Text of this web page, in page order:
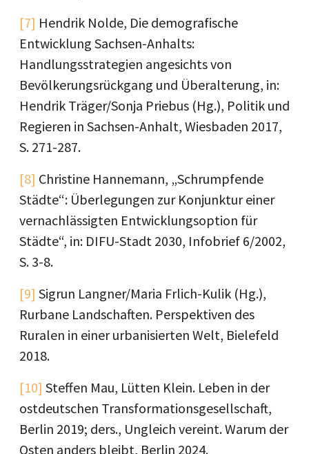
[7] Hendrik Nolde, Die demografische
Entwicklung Sachsen-Anhalts:
Handlungsstrategien angesichts von
Bevölkerungsrückgang und Überalterung, in:
Hendrik Träger/Sonja Priebus (Hg.), Politik und
Regieren in Sachsen-Anhalt, Wiesbaden 2017,
S. 271-287.
[8] Christine Hannemann, „Schrumpfende
Städte“: Überlegungen zur Konjunktur einer
vernachlässigten Entwicklungsoption für
Städte“, in: DIFU-Stadt 2030, Infobrief 6/2002,
S. 3-8.
[9] Sigrun Langner/Maria Frlich-Kulik (Hg.),
Rurbane Landschaften. Perspektiven des
Ruralen in einer urbanisierten Welt, Bielefeld
2018.
[10] Steffen Mau, Lütten Klein. Leben in der
ostdeutschen Transformationsgesellschaft,
Berlin 2019; ders., Ungleich vereint. Warum der
Osten anders bleibt, Berlin 2024.